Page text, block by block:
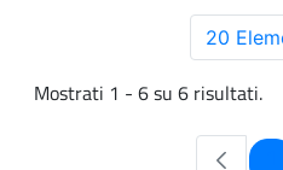
20
Mostrati 1 - 6 su 6 risultati.